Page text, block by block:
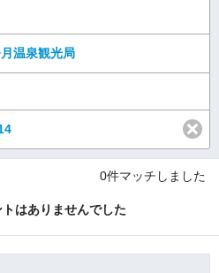
温泉観光局
0件マッチしました
はありませんでした